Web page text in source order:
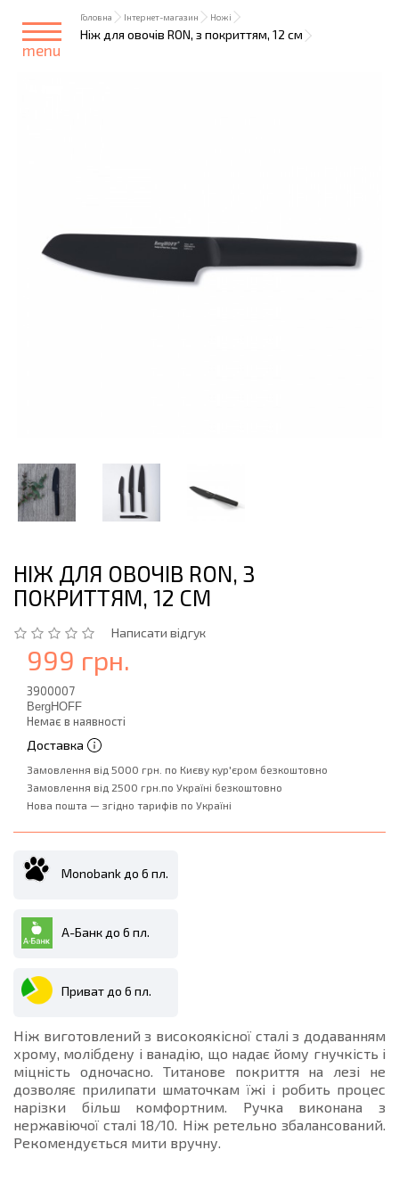
menu
Головна Інтернет-магазин Ножі
Ніж для овочів RON, з покриттям, 12 см
НІЖ ДЛЯ ОВОЧІВ RON, З
ПОКРИТТЯМ, 12 СМ
Написати відгук
999 грн.
3900007
BergHOFF
Немає в наявності
Доставка
Замовлення від 5000 грн. по Києву кур'єром безкоштовно
Замовлення від 2500 грн.по Україні безкоштовно
Нова пошта — згідно тарифів по Україні
Monobank до 6 пл.
А-Банк до 6 пл.
Приват до 6 пл.
Ніж виготовлений з високоякісної сталі з додаванням
хрому, молібдену і ванадію, що надає йому гнучкість і
міцність одночасно. Титанове покриття на лезі не
дозволяє прилипати шматочкам їжі і робить процес
нарізки більш комфортним. Ручка виконана з
нержавіючої сталі 18/10. Ніж ретельно збалансований.
Рекомендується мити вручну.